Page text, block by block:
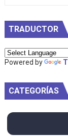
TRADUCTOR
Powered by
CATEGORÍAS